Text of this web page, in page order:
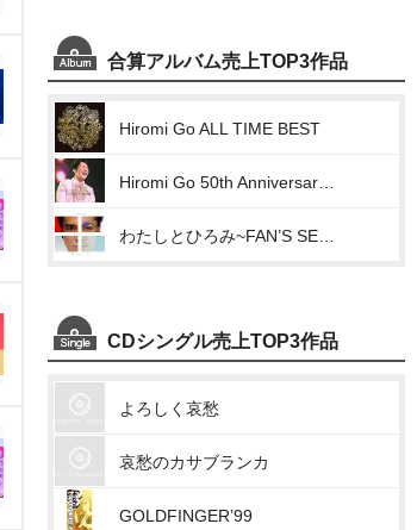
合算アルバム売上TOP3作品
Hiromi Go ALL TIME BEST
CDシングル売上TOP3作品
よろしく哀愁
哀愁のカサブランカ
GOLDFINGER’99